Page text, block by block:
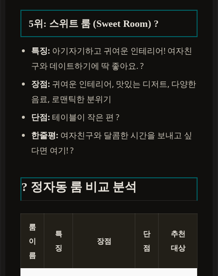
5위: 스위트 룸 (Sweet Room) ?
특징: 아기자기하고 귀여운 인테리어! 여자친
구와 데이트하기에 딱 좋아요. ?
장점: 귀여운 인테리어, 맛있는 디저트, 다양한
음료, 로맨틱한 분위기
단점: 테이블이 작은 편 ?
한줄평: 여자친구와 달콤한 시간을 보내고 싶
다면 여기! ?
? 정자동 룸 비교 분석
룸
이
름
특
징
장점
단
점
추천
대상